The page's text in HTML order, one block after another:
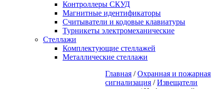
Контроллеры СКУД
Магнитные идентификаторы
Считыватели и кодовые клавиатуры
Турникеты электромеханические
Стеллажи
Комплектующие стеллажей
Металлические стеллажи
Главная /Охранная и пожарная
сигнализация /Извещатели